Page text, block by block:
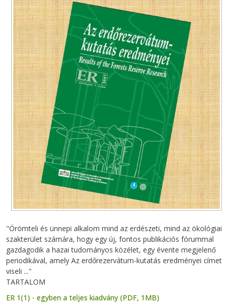
"Örömteli és ünnepi alkalom mind az erdészeti, mind az ökológiai
szakterület számára, hogy egy új, fontos publikációs fórummal
gazdagodik a hazai tudományos közélet, egy évente megjelenő
periodikával, amely Az erdőrezervátum-kutatás eredményei címet
viseli ..."
TARTALOM
ER 1(1) - egyben a teljes kiadvány (PDF, 1MB)